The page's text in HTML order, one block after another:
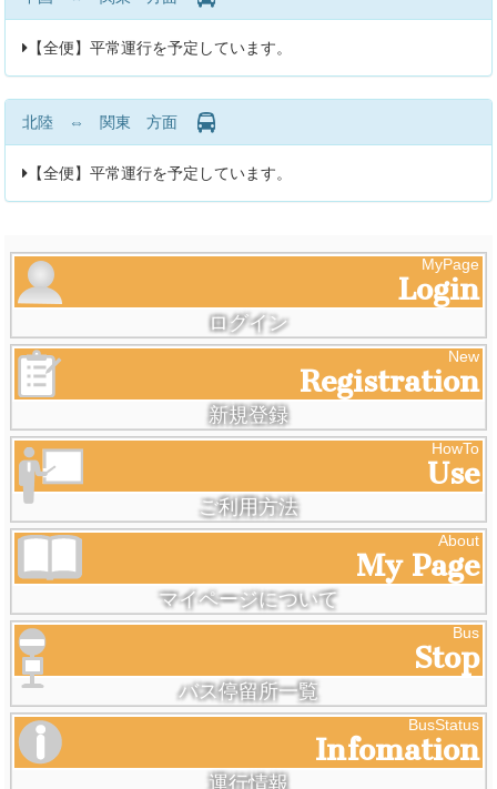
【全便】平常運行を予定しています。
北陸 ⇔ 関東 方面
【全便】平常運行を予定しています。
MyPage
Login
ログイン
New
Registration
新規登録
HowTo
Use
ご利用方法
About
My Page
マイページについて
Bus
Stop
バス停留所一覧
BusStatus
Infomation
運行情報